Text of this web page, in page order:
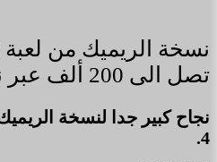
تصل الى 200 ألف عبر نظارات PSVR2.
4.